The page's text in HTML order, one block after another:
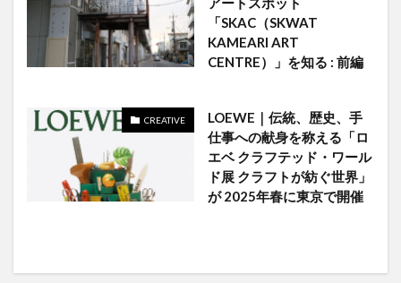
「SKAC（SKWAT
KAMEARI ART
CENTRE）」を知る : 前編
CREATIVE
LOEWE｜伝統、歴史、手
仕事への献身を称える「ロ
エベ クラフテッド・ワール
ド展 クラフトが紡ぐ世界」
が 2025年春に東京で開催